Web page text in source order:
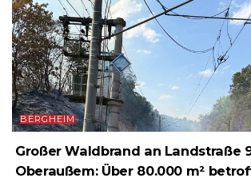
BERGHEIM
Großer Waldbrand an Landstraße
Oberaußem: Über 80.000 m²